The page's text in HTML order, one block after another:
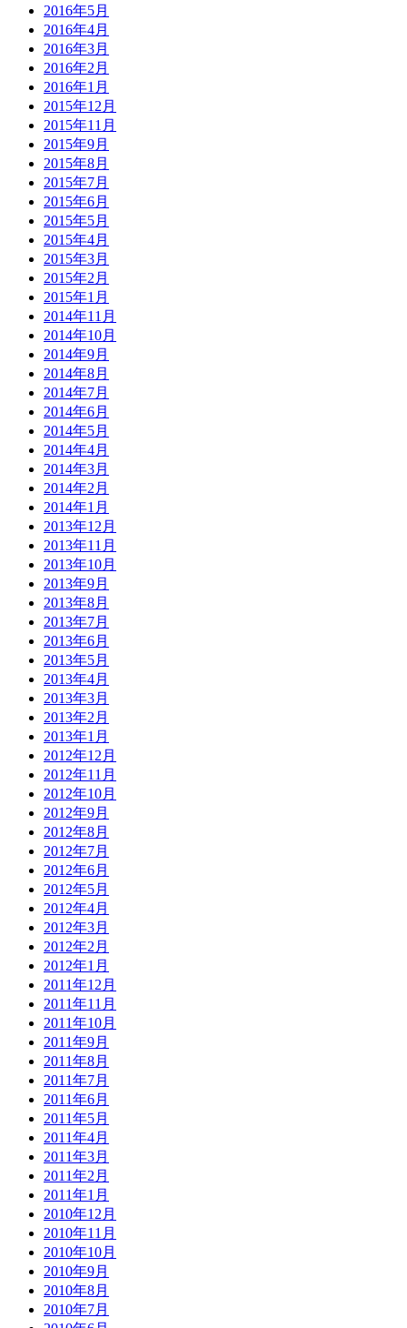
2016年5月
2016年4月
2016年3月
2016年2月
2016年1月
2015年12月
2015年11月
2015年9月
2015年8月
2015年7月
2015年6月
2015年5月
2015年4月
2015年3月
2015年2月
2015年1月
2014年11月
2014年10月
2014年9月
2014年8月
2014年7月
2014年6月
2014年5月
2014年4月
2014年3月
2014年2月
2014年1月
2013年12月
2013年11月
2013年10月
2013年9月
2013年8月
2013年7月
2013年6月
2013年5月
2013年4月
2013年3月
2013年2月
2013年1月
2012年12月
2012年11月
2012年10月
2012年9月
2012年8月
2012年7月
2012年6月
2012年5月
2012年4月
2012年3月
2012年2月
2012年1月
2011年12月
2011年11月
2011年10月
2011年9月
2011年8月
2011年7月
2011年6月
2011年5月
2011年4月
2011年3月
2011年2月
2011年1月
2010年12月
2010年11月
2010年10月
2010年9月
2010年8月
2010年7月